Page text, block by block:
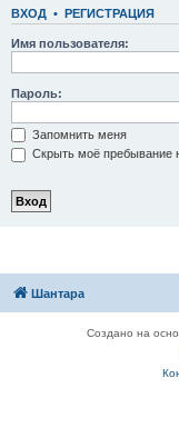
ВХОД • РЕГИСТРАЦИЯ
Имя пользователя:
Пароль:
Запомнить меня
Скрыть моё пребывание
Шантара
Создано на